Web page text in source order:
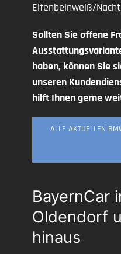
Elfenbeinweiß/
Sollten Sie offene
haben, können Sie
unseren
hilft Ihnen gerne
ALLE AKTUELLEN
BayernCar
Oldendorf
hinaus